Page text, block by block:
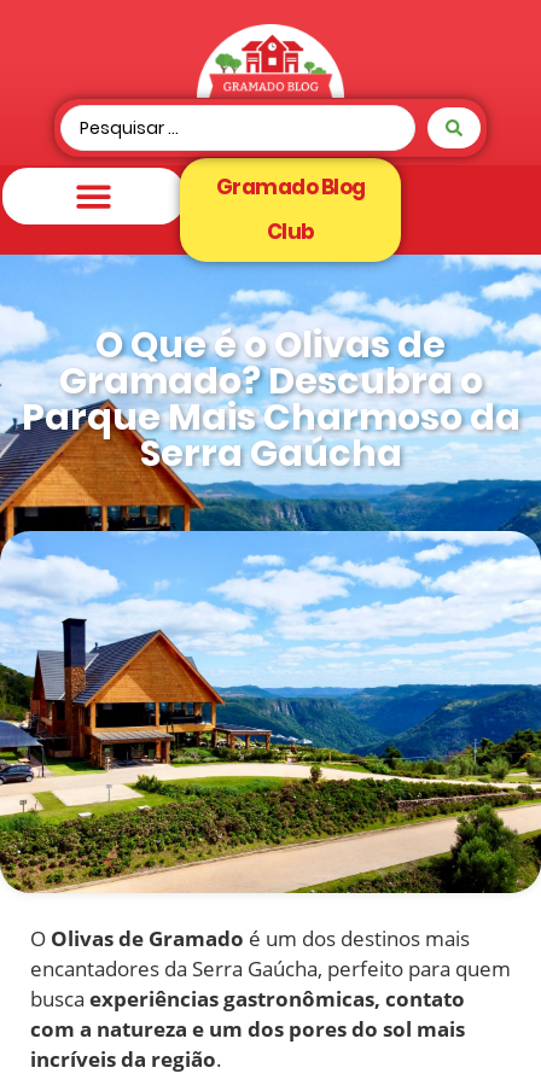
Gramado Blog
Club
O Que é o Olivas de
Gramado? Descubra o
Parque Mais Charmoso da
Serra Gaúcha
O Olivas de Gramado é um dos destinos mais
encantadores da Serra Gaúcha, perfeito para quem
busca experiências gastronômicas, contato
com a natureza e um dos pores do sol mais
incríveis da região.